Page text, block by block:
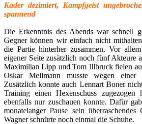
Kader dezimiert, Kampfgeist
spannend
Die Erkenntnis des Abends war schnell
Gegner können wir einfach nicht
die Partie hinterher zusammen. Vor
eigener Seite zusätzlich noch fünf Akteure
Maximilian Lipp und Tom Illbruck fielen
Oskar Mellmann musste wegen einer
Zusätzlich konnte auch Lennart Boner
Training einen Hexenschuss zugezogen
ebenfalls nur zuschauen konnte. Dafür
monatelanger Pause sein
Wagner schnürte noch einmal die Schuhe.